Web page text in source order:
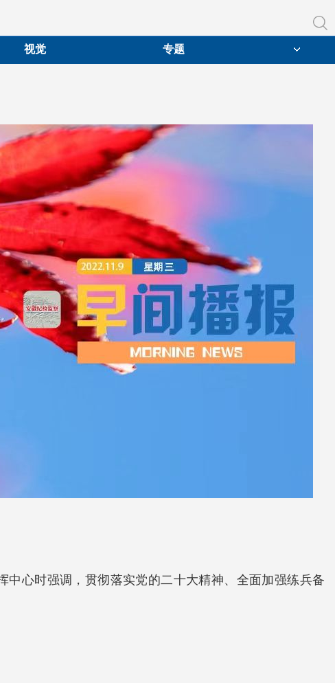
视觉 专题
心时强调，贯彻落实党的二十大精神、全面加强练兵备